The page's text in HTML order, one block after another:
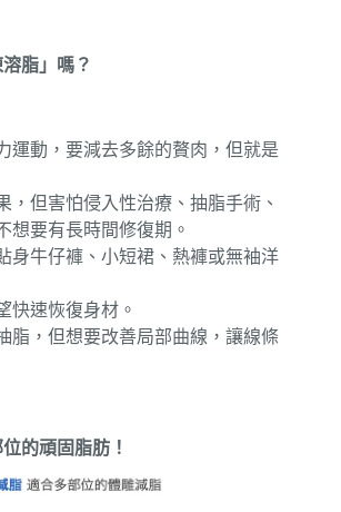
脂」嗎？
運動，要減去多餘的贅肉，但就是
，但害怕侵入性治療、抽脂手術、
想要有長時間修復期。
身牛仔褲、小短裙、熱褲或無袖洋
快速恢復身材。
脂，但想要改善局部曲線，讓線條
的頑固脂肪！